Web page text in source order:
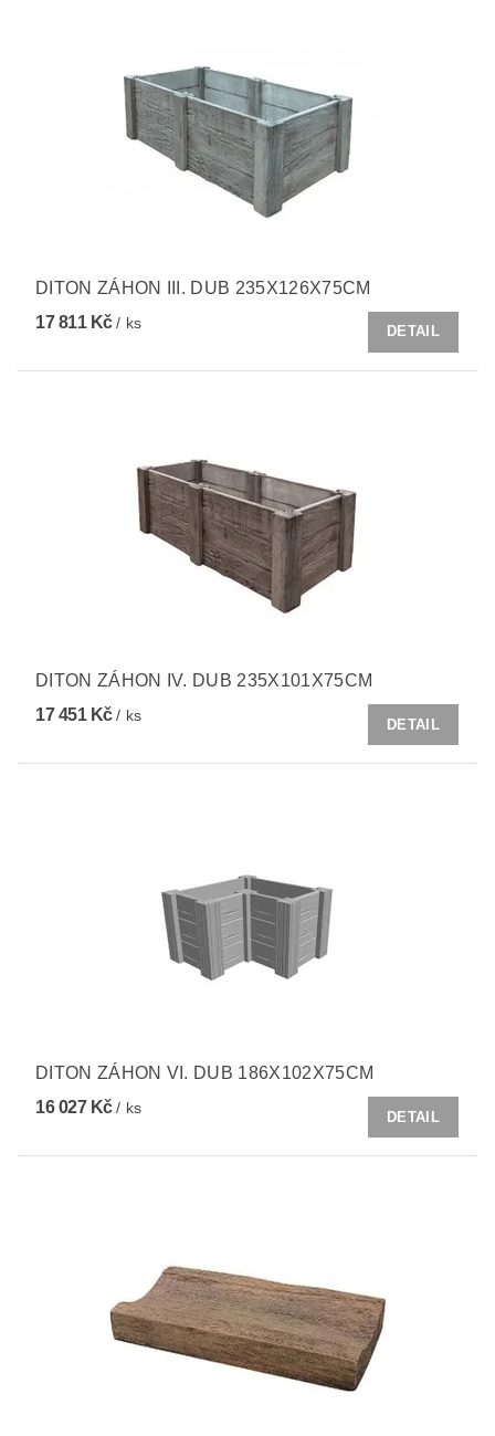
DITON ZÁHON III. DUB 235X126X75CM
17 811 Kč/ ks
DETAIL
DITON ZÁHON IV. DUB 235X101X75CM
17 451 Kč/ ks
DETAIL
DITON ZÁHON VI. DUB 186X102X75CM
16 027 Kč/ ks
DETAIL